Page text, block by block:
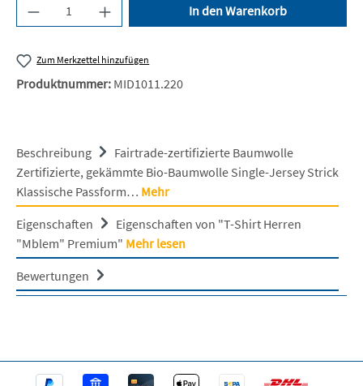
Produkt Anzahl: Gib den gewünschten Wert
In den Warenkorb
Zum Merkzettel hinzufügen
Produktnummer: MID1011.220
Beschreibung
Fairtrade-zertifizierte Baumwolle
Zertifizierte, gekämmte Bio-Baumwolle Single-Jersey Strick
Klassische Passform… Mehr
Eigenschaften
Eigenschaften von "T-Shirt Herren
"Mblem" Premium" Mehr lesen
Bewertungen